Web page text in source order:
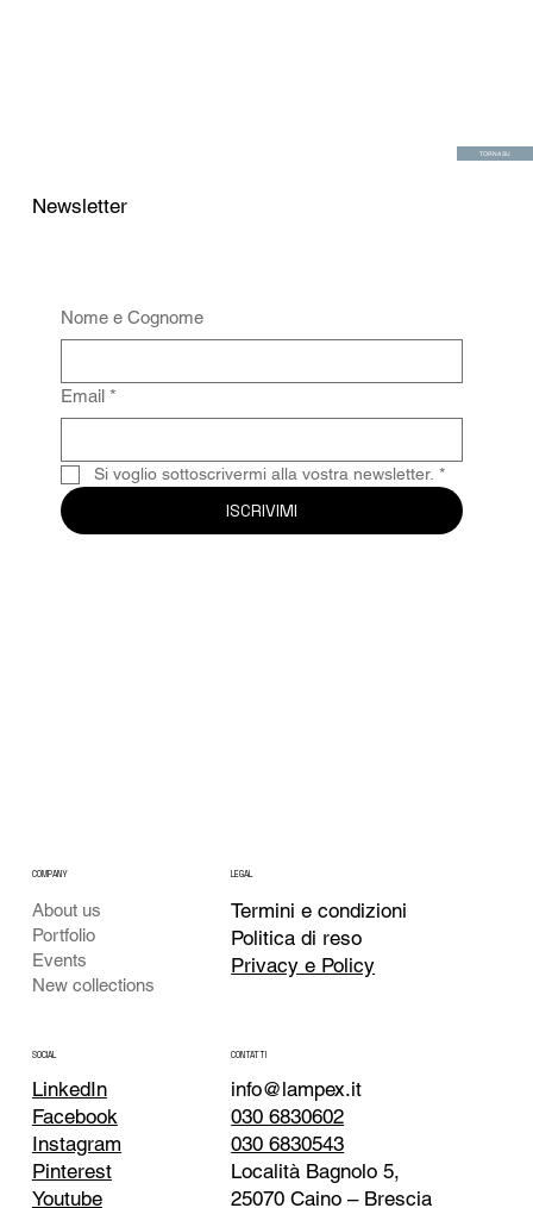
TORNA SU
Newsletter
Nome e Cognome
Email *
Si voglio sottoscrivermi alla vostra newsletter. *
ISCRIVIMI
COMPANY
About us
Portfolio
Events
New collections
LEGAL
Termini e condizioni
Politica di reso
Privacy e Policy
SOCIAL
LinkedIn
Facebook
Instagram
Pinterest
Youtube
CONTATTI
info@lampex.it
030 6830602
030 6830543
Località Bagnolo 5,
25070 Caino – Brescia